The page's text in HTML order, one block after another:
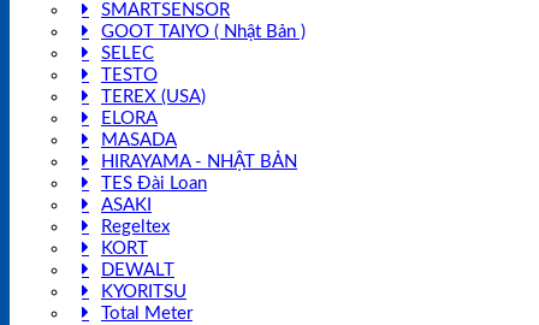
SMARTSENSOR
GOOT TAIYO ( Nhật Bản )
SELEC
TESTO
TEREX (USA)
ELORA
MASADA
HIRAYAMA - NHẬT BẢN
TES Đài Loan
ASAKI
Regeltex
KORT
DEWALT
KYORITSU
Total Meter